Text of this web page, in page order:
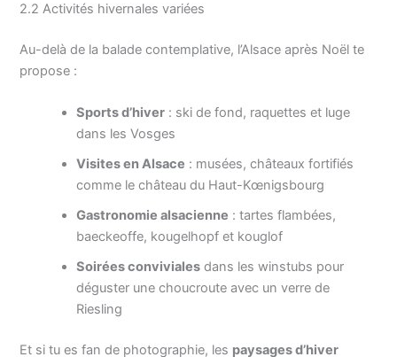
2.2 Activités hivernales variées
Au-delà de la balade contemplative, l’Alsace après Noël te
propose :
Sports d’hiver : ski de fond, raquettes et luge
dans les Vosges
Visites en Alsace : musées, châteaux fortifiés
comme le château du Haut-Kœnigsbourg
Gastronomie alsacienne : tartes flambées,
baeckeoffe, kougelhopf et kouglof
Soirées conviviales dans les winstubs pour
déguster une choucroute avec un verre de
Riesling
Et si tu es fan de photographie, les paysages d’hiver